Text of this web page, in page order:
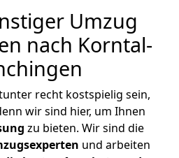
Umzug
nach Korntal-
recht kostspielig sein,
wir sind hier, um Ihnen
zu bieten. Wir sind die
und arbeiten